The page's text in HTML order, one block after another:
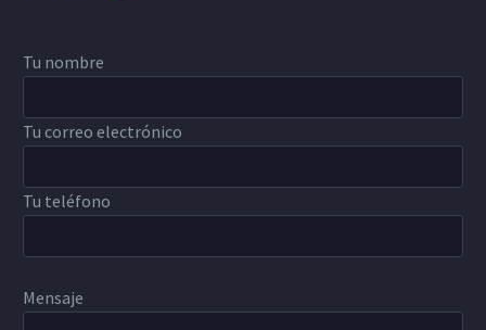
Tu nombre
Tu correo electrónico
Tu teléfono
Mensaje